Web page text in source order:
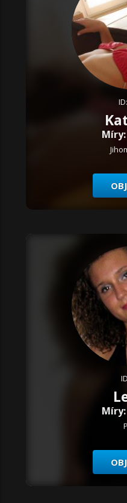
ID:
Míry:
Míry: